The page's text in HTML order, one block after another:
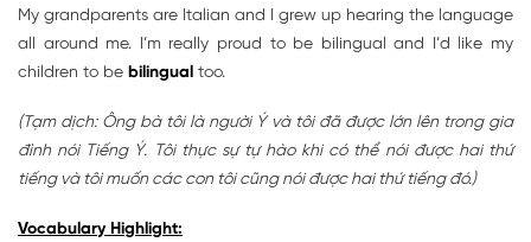
My grandparents are Italian and I grew up hearing the language
all around me. I’m really proud to be bilingual and I’d like my
children to be bilingual too.
(Tạm dịch: Ông bà tôi là người Ý và tôi đã được lớn lên trong gia
đình nói Tiếng Ý. Tôi thực sự tự hào khi có thể nói được hai thứ
tiếng và tôi muốn các con tôi cũng nói được hai thứ tiếng đó.)
Vocabulary Highlight: